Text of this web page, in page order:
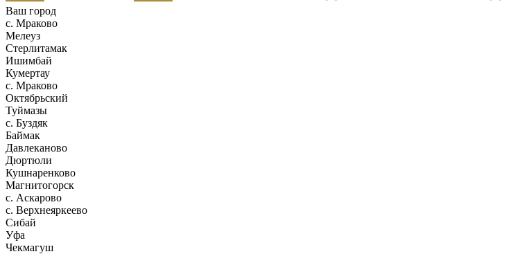
Ваш город
c. Мраково
Мелеуз
Стерлитамак
Ишимбай
Кумертау
c. Мраково
Октябрьский
Туймазы
c. Буздяк
Баймак
Давлеканово
Дюртюли
Кушнаренково
Магнитогорск
с. Аскарово
с. Верхнеяркеево
Сибай
Уфа
Чекмагуш